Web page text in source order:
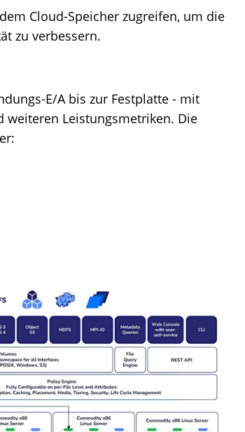
Cloud-Speicher zugreifen, um die
zu verbessern.
E/A bis zur Festplatte - mit
weiteren Leistungsmetriken. Die